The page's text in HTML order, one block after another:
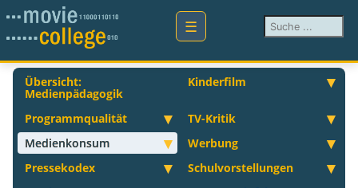
Suchen ...
Übersicht:
Medienpädagogik
Kinderfilm
Programmqualität
TV-Kritik
Medienkonsum
Werbung
Pressekodex
Schulvorstellungen